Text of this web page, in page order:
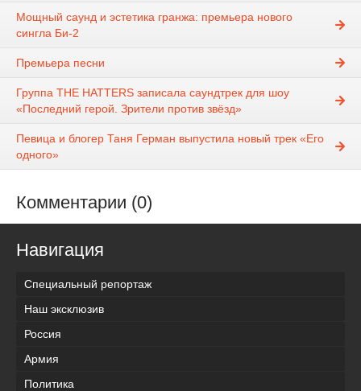
Мощный саунд и эстетика гранжа: премьера нового
сингла Би-2
Премьера песни
Группа THE HATTERS записала саундтрек для шоу
«Последний герой. Зрители против звёзд»
Певица и блогер Таня Герман выпустила новый трек «Его
одного»
Комментарии (0)
Навигация
Специальный репортаж
Наш эксклюзив
Россия
Армия
Политика